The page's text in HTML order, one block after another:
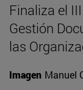
Finaliza el
Gestión
las
Imagen Manuel